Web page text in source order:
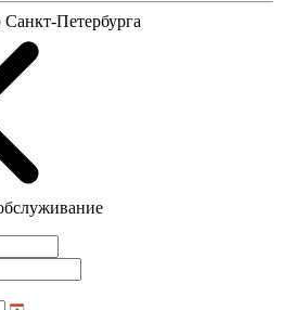
Санкт-Петербурга